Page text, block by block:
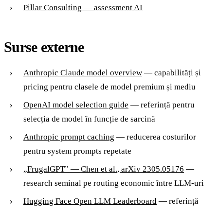
Pillar Consulting — assessment AI
Surse externe
Anthropic Claude model overview — capabilități și
pricing pentru clasele de model premium și mediu
OpenAI model selection guide — referință pentru
selecția de model în funcție de sarcină
Anthropic prompt caching — reducerea costurilor
pentru system prompts repetate
„FrugalGPT” — Chen et al., arXiv 2305.05176 —
research seminal pe routing economic între LLM-uri
Hugging Face Open LLM Leaderboard — referință